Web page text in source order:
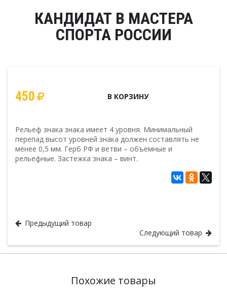
КАНДИДАТ В МАСТЕРА
СПОРТА РОССИИ
450 В КОРЗИНУ
Рельеф знака знака имеет 4 уровня. Минимальный
перепад высот уровней знака должен составлять не
менее 0,5 мм. Герб РФ и ветви – объемные и
рельефные. Застежка знака – винт.
Предыдущий товар
Следующий товар
Похожие товары